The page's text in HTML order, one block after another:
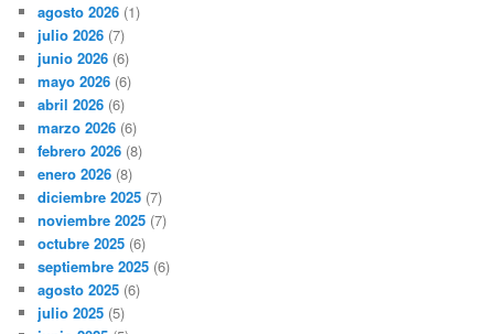
agosto 2026 (1)
julio 2026 (7)
junio 2026 (6)
mayo 2026 (6)
abril 2026 (6)
marzo 2026 (6)
febrero 2026 (8)
enero 2026 (8)
diciembre 2025 (7)
noviembre 2025 (7)
octubre 2025 (6)
septiembre 2025 (6)
agosto 2025 (6)
julio 2025 (5)